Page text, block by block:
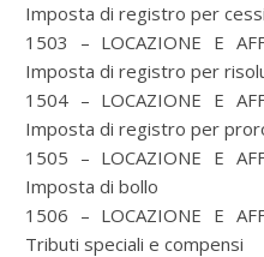
Imposta di registro per
1503 – LOCAZIONE E
Imposta di registro per
1504 – LOCAZIONE E
Imposta di registro per
1505 – LOCAZIONE E
Imposta di bollo
1506 – LOCAZIONE E
Tributi speciali e compensi